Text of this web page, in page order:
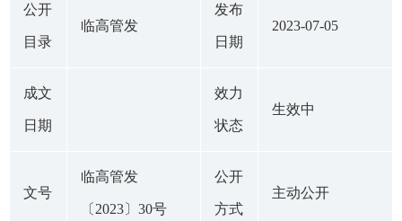
公开
目录
临高管发
发布
日期
2023-07-05
成文
日期
效力
状态
生效中
文号
临高管发
〔2023〕30号
公开
方式
主动公开